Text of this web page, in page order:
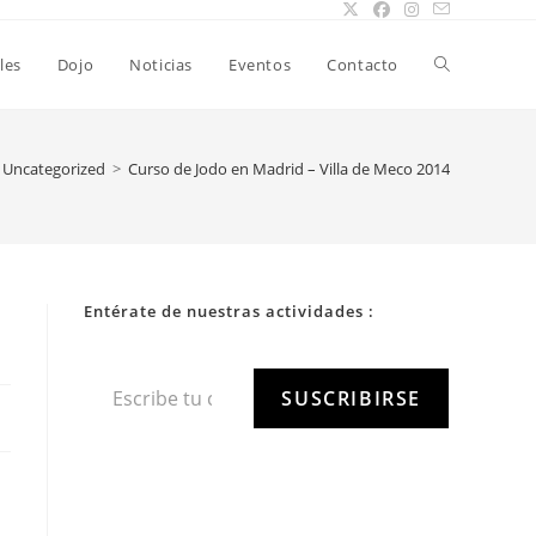
Dojo Noticias Eventos Contacto
Uncategorized > Curso de Jodo en Madrid – Villa de Meco 2014
Entérate de nuestras actividades :
SUSCRIBIRSE